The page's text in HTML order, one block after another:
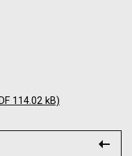
114.02 kB)